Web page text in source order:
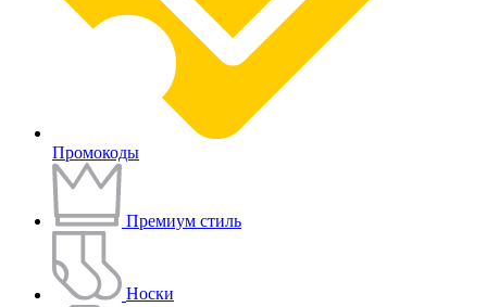
Промокоды
Премиум стиль
Носки